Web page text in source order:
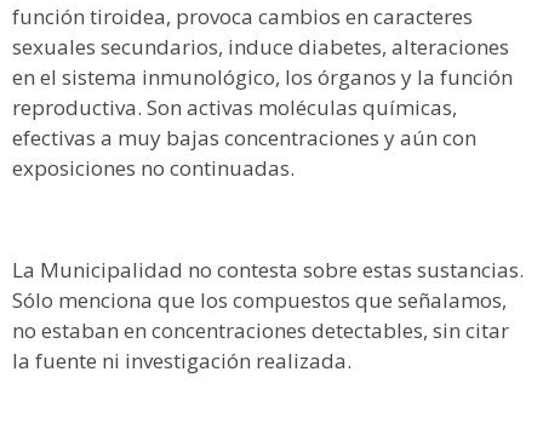
función tiroidea, provoca cambios en caracteres
sexuales secundarios, induce diabetes, alteraciones
en el sistema inmunológico, los órganos y la función
reproductiva. Son activas moléculas químicas,
efectivas a muy bajas concentraciones y aún con
exposiciones no continuadas.
La Municipalidad no contesta sobre estas sustancias.
Sólo menciona que los compuestos que señalamos,
no estaban en concentraciones detectables, sin citar
la fuente ni investigación realizada.